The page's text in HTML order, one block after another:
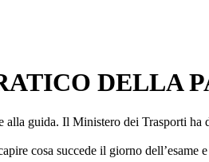
DELLA
guida. Il Ministero dei Trasporti
cosa succede il giorno dell’esame